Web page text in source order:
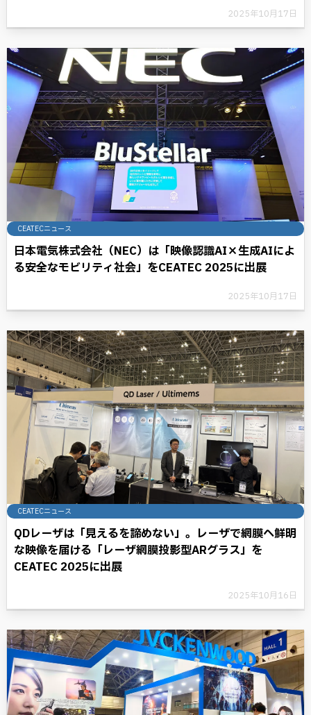
2025年10月17日
CEATECニュース
日本電気株式会社（NEC）は「映像認識AI×生成AIによ
る安全なモビリティ社会」をCEATEC 2025に出展
2025年10月17日
CEATECニュース
QDレーザは「見えるを諦めない」。レーザで網膜へ鮮明
な映像を届ける「レーザ網膜投影型ARグラス」を
CEATEC 2025に出展
2025年10月16日